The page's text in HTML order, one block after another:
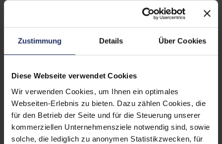
Zustimmung Details Über Cookies
Diese Webseite verwendet Cookies
Wir verwenden Cookies, um Ihnen ein optimales
Webseiten-Erlebnis zu bieten. Dazu zählen Cookies, die
für den Betrieb der Seite und für die Steuerung unserer
kommerziellen Unternehmensziele notwendig sind, sowie
solche, die lediglich zu anonymen Statistikzwecken, für
Tastaturbeleuchtung: Ja
Schnittstellen:
1x Audio / Mikrofon - 3.5
A
Displaygröße: 14,0 Zoll
Displayauflösung: 1920 x 1080 FHD